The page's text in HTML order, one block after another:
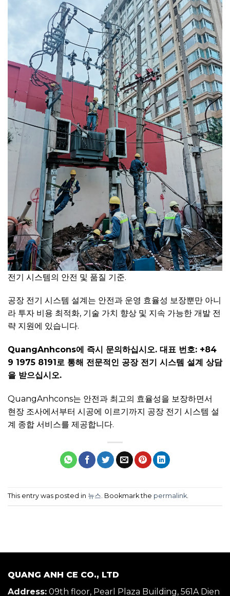
전기 시스템의 안전 및 품질 기준.
공장 전기 시스템 설계는 안전과 운영 효율성 보장뿐만 아니
라 투자 비용 최적화, 기술 가치 향상 및 지속 가능한 개발 전
략 지원에 있습니다.
QuangAnhcons에 즉시 문의하십시오. 대표 번호: +84
9 1975 8191로 통해 전문적인 공장 전기 시스템 설계 상담
을 받으십시오.
QuangAnhcons는 안전과 최고의 효율성을 보장하면서
현장 조사에서부터 시공에 이르기까지 공장 전기 시스템 설
계 종합 서비스를 제공합니다.
This entry was posted in 뉴스. Bookmark the permalink.
QUANG ANH CE CO., LTD
Address: 09th floor, Pearl Plaza Building, 561A Dien